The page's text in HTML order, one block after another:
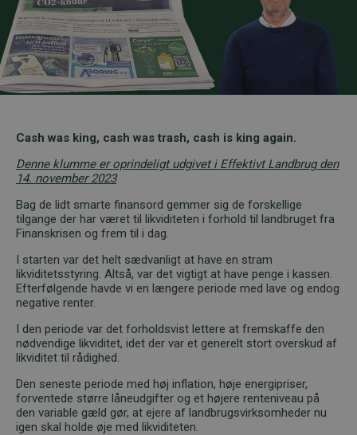
Cash was king, cash was trash, cash is king again.
Denne klumme er oprindeligt udgivet i Effektivt Landbrug den
14. november 2023
Bag de lidt smarte finansord gemmer sig de forskellige
tilgange der har været til likviditeten i forhold til landbruget fra
Finanskrisen og frem til i dag.
I starten var det helt sædvanligt at have en stram
likviditetsstyring. Altså, var det vigtigt at have penge i kassen.
Efterfølgende havde vi en længere periode med lave og endog
negative renter.
I den periode var det forholdsvist lettere at fremskaffe den
nødvendige likviditet, idet der var et generelt stort overskud af
likviditet til rådighed.
Den seneste periode med høj inflation, høje energipriser,
forventede større låneudgifter og et højere renteniveau på
den variable gæld gør, at ejere af landbrugsvirksomheder nu
igen skal holde øje med likviditeten.